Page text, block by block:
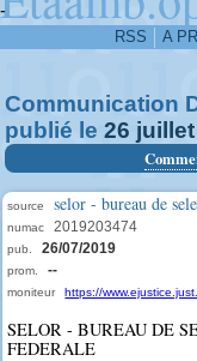
-
RSS A
Communication
publié le 26 juillet
source selor - bureau de
numac 2019203474
pub. 26/07/2019
prom. --
moniteur https://
SELOR - BUREAU DE
FEDERALE